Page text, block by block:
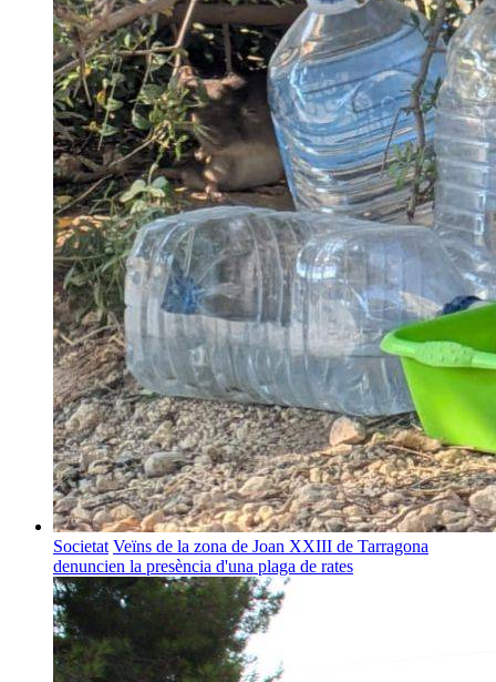
Societat Veïns de la zona de Joan XXIII de Tarragona
denuncien la presència d'una plaga de rates